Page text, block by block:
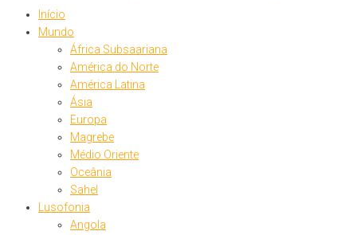
Início
Mundo
África Subsaariana
América do Norte
América Latina
Ásia
Europa
Magrebe
Médio Oriente
Oceânia
Sahel
Lusofonia
Angola